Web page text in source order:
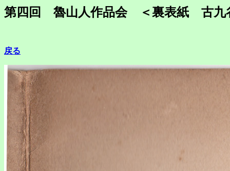
第四回 魯山人作品会 ＜裏表紙 古九
戻る